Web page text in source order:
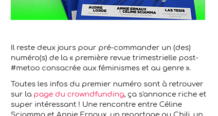
Il reste deux jours pour pré-commander un (des)
numéro(s) de la « première revue trimestrielle post-
#metoo consacrée aux féminismes et au genre ».
Toutes les infos du premier numéro sont à retrouver
sur la page du crowndfunding, ça s'annonce riche et
super intéressant ! Une rencontre entre Céline